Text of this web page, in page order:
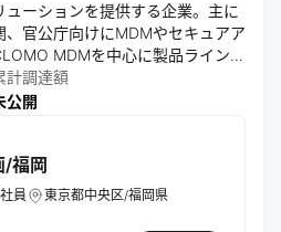
ーションを提供する企業。主に
官公庁向けにMDMやセキュアア
MDMを中心に製品ラインナ
ートナーを通じて展開。顧客ニ
運用支援も行い、海外展開も進
計調達額
公開
/福岡
員 東京都中央区/福岡県